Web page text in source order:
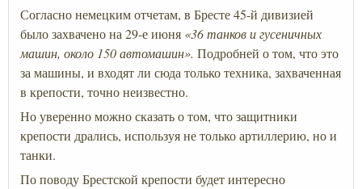
Согласно немецким отчетам, в Бресте 45-й дивизией
было захвачено на 29-е июня «36 танков и гусеничных
машин, около 150 автомашин». Подробней о том, что это
за машины, и входят ли сюда только техника, захваченная
в крепости, точно неизвестно.
Но уверенно можно сказать о том, что защитники
крепости дрались, используя не только артиллерию, но и
танки.
По поводу Брестской крепости будет интересно